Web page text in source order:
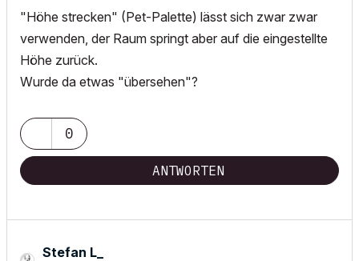
"Höhe strecken" (Pet-Palette) lässt sich zwar zwar
verwenden, der Raum springt aber auf die eingestellte
Höhe zurück.
Wurde da etwas "übersehen"?
0
ANTWORTEN
Stefan L_